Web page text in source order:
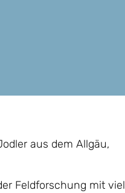
aus dem Allgäu,
Feldforschung mit viel